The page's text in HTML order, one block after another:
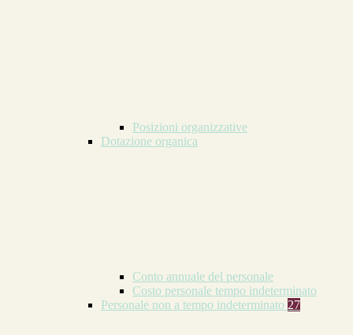
Posizioni organizzative
Dotazione organica
Conto annuale del personale
Costo personale tempo indeterminato
Personale non a tempo indeterminato 27